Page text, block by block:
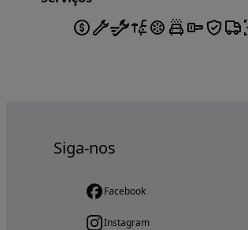
Siga-nos
Facebook
Instagram